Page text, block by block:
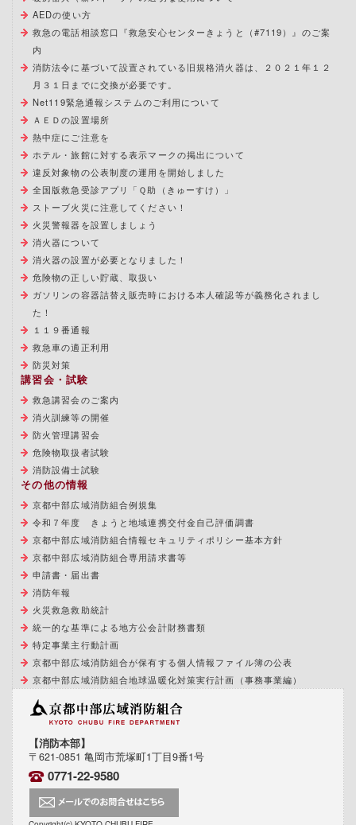
AEDの使い方
救急の電話相談窓口『救急安心センターきょうと（#7119）』のご案
内
消防法令に基づいて設置されている旧規格消火器は、２０２１年１２
月３１日までに交換が必要です。
Net119緊急通報システムのご利用について
ＡＥＤの設置場所
熱中症にご注意を
ホテル・旅館に対する表示マークの掲出について
違反対象物の公表制度の運用を開始しました
全国版救急受診アプリ「Ｑ助（きゅーすけ）」
ストーブ火災に注意してください！
火災警報器を設置しましょう
消火器について
消火器の設置が必要となりました！
危険物の正しい貯蔵、取扱い
ガソリンの容器詰替え販売時における本人確認等が義務化されまし
た！
１１９番通報
救急車の適正利用
防災対策
講習会・試験
救急講習会のご案内
消火訓練等の開催
防火管理講習会
危険物取扱者試験
消防設備士試験
その他の情報
京都中部広域消防組合例規集
令和７年度 きょうと地域連携交付金自己評価調書
京都中部広域消防組合情報セキュリティポリシー基本方針
京都中部広域消防組合専用請求書等
申請書・届出書
消防年報
火災救急救助統計
統一的な基準による地方公会計財務書類
特定事業主行動計画
京都中部広域消防組合が保有する個人情報ファイル簿の公表
京都中部広域消防組合地球温暖化対策実行計画（事務事業編）
【消防本部】
〒621-0851 亀岡市荒塚町1丁目9番1号
0771-22-9580